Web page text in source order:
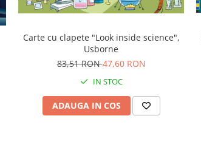
Carte cu clapete "Look inside science",
Usborne
83,51 RON47,60 RON
IN STOC
ADAUGA IN COS